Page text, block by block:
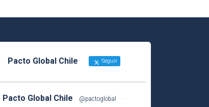
Pacto Global Chile Seguir
Pacto Global Chile @pactoglobal
·